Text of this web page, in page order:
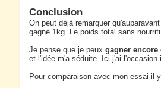
Conclusion
On peut déjà remarquer
gagné 1kg. Le poids total sans
Je pense que je peux gagner
et l'idée m'a séduite. Ici j'ai l'occasion
Pour comparaison avec mon essai il